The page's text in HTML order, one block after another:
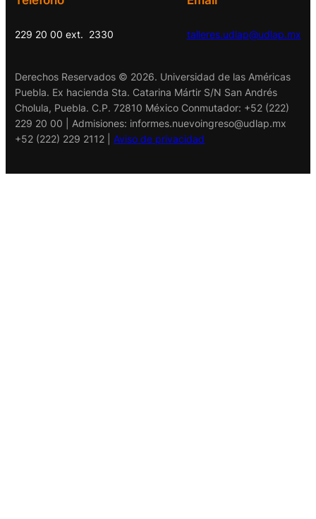
229 20 00 ext. 2330 talleres.udlap@udlap.mx
Derechos Reservados © 2026. Universidad de las Américas
Puebla. Ex hacienda Sta. Catarina Mártir S/N San Andrés
Cholula, Puebla. C.P. 72810 México Conmutador: +52 (222)
229 20 00 | Admisiones: informes.nuevoingreso@udlap.mx
+52 (222) 229 2112 | Aviso de privacidad